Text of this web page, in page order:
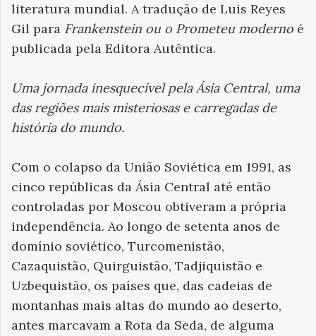
literatura mundial. A tradução de Luis Reyes
Gil para Frankenstein ou o Prometeu moderno é
publicada pela Editora Autêntica.
Uma jornada inesquecível pela Ásia Central, uma
das regiões mais misteriosas e carregadas de
história do mundo.
Com o colapso da União Soviética em 1991, as
cinco repúblicas da Ásia Central até então
controladas por Moscou obtiveram a própria
independência. Ao longo de setenta anos de
domínio soviético, Turcomenistão,
Cazaquistão, Quirguistão, Tadjiquistão e
Uzbequistão, os países que, das cadeias de
montanhas mais altas do mundo ao deserto,
antes marcavam a Rota da Seda, de alguma